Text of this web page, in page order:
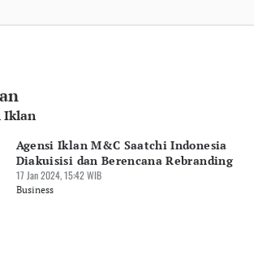
Iklan
Agensi Iklan M&C Saatchi Indonesia
Diakuisisi dan Berencana Rebranding
17 Jan 2024, 15:42 WIB
Business